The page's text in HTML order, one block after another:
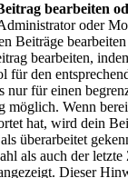
bearbeiten
oder
Beiträge
bearbeiten,
für den
nur für einen
möglich. Wenn
hat, wird dein
überarbeitet
als auch der
Dieser